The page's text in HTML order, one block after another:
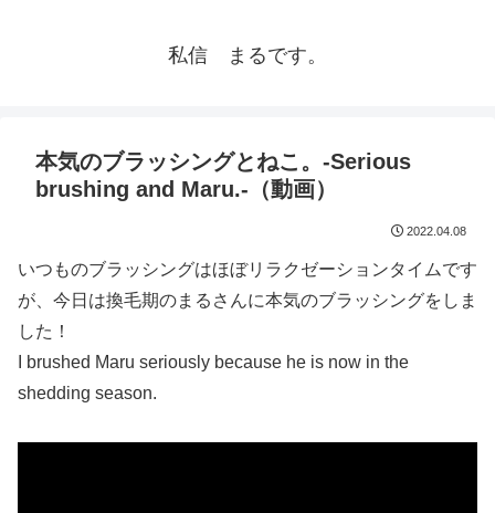
私信 まるです。
本気のブラッシングとねこ。-Serious
brushing and Maru.-（動画）
2022.04.08
いつものブラッシングはほぼリラクゼーションタイムです
が、今日は換毛期のまるさんに本気のブラッシングをしま
した！
I brushed Maru seriously because he is now in the
shedding season.